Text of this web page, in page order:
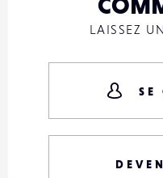
LAISSEZ
SE